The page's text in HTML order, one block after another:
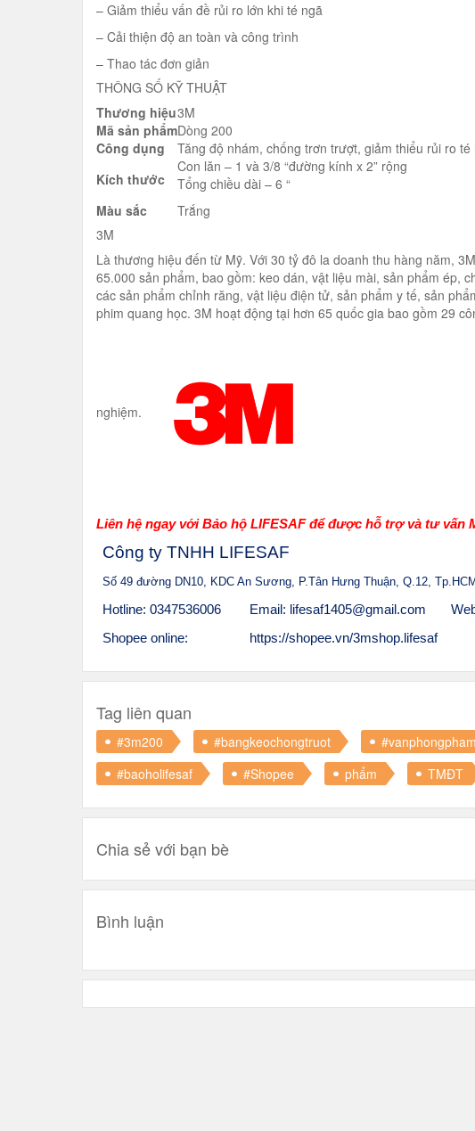
– Giảm thiểu vấn đề rủi ro lớn khi té ngã
– Cải thiện độ an toàn và công trình
– Thao tác đơn giản
THÔNG SỐ KỸ THUẬT
Thương hiệu3M
Mã sản phẩmDòng 200
Công dụng
Tăng độ nhám, chống trơn trượt, giảm thiểu rủi ro té
Kích thước
Con lăn – 1 và 3/8 “đường kính x 2” rộng
Tổng chiều dài – 6 “
Màu sắc
Trắng
3M
Là thương hiệu đến từ Mỹ. Với 30 tỷ đô la doanh thu hàng năm,
65.000 sản phẩm, bao gồm: keo dán, vật liệu mài, sản phẩm ép,
các sản phẩm chỉnh răng, vật liệu điện tử, sản phẩm y tế, sản
phim quang học. 3M hoạt động tại hơn 65 quốc gia bao gồm 29
nghiệm.
Liên hệ ngay với Bảo hộ LIFESAF để được hỗ trợ và tư vấn
Công ty TNHH LIFESAF
Số 49 đường DN10, KDC An Sương, P.Tân Hưng Thuận, Q.12, Tp.HCM
Hotline: 0347536006 Email: lifesaf1405@gmail.com
Shopee online:
https://shopee.vn/3mshop.lifesaf
Tag liên quan
#3m200 #bangkeochongtruot #vanphongpham
#baoholifesaf
#Shopee phẩm TMĐT
Chia sẻ với bạn bè
Bình luận